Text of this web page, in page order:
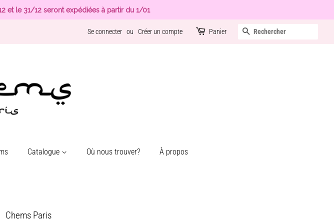
et le 31/12 seront expédiées à partir du 1/01
Se connecter ou Créer un compte Panier Recherche
Catalogue Où nous trouver? À propos
Chems Paris